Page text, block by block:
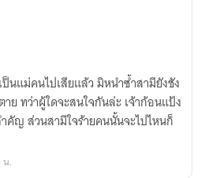
นแม่คนไปเสียแล้ว มิหนำซ้ำสามียังชัง
ย ทว่าผู้ใดจะสนใจกันล่ะ เจ้าก้อนแป้ง
ญ ส่วนสามีใจร้ายคนนั้นจะไปไหนก็
.